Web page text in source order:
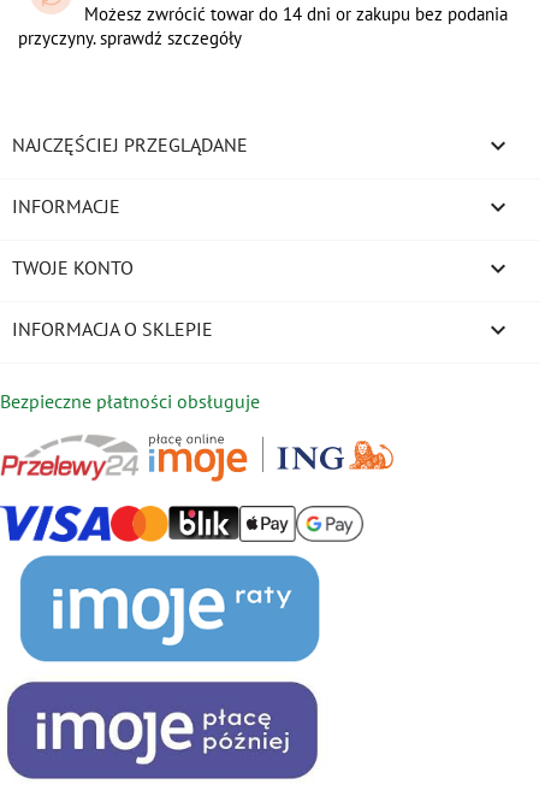
Możesz zwrócić towar do 14 dni or zakupu bez podania
przyczyny. sprawdź szczegóły
NAJCZĘŚCIEJ PRZEGLĄDANE 
INFORMACJE 
TWOJE KONTO 
INFORMACJA O SKLEPIE keyboard_arrow_down
Bezpieczne płatności obsługuje